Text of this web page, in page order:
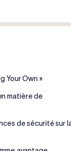
Your Own »
matière de
de sécurité sur